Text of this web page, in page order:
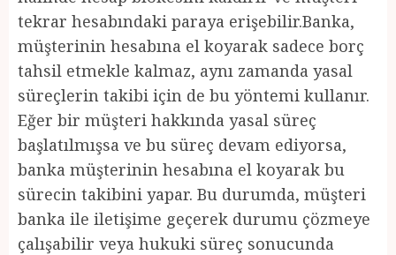
tekrar hesabındaki paraya erişebilir.Banka,
müşterinin hesabına el koyarak sadece borç
tahsil etmekle kalmaz, aynı zamanda yasal
süreçlerin takibi için de bu yöntemi kullanır.
Eğer bir müşteri hakkında yasal süreç
başlatılmışsa ve bu süreç devam ediyorsa,
banka müşterinin hesabına el koyarak bu
sürecin takibini yapar. Bu durumda, müşteri
banka ile iletişime geçerek durumu çözmeye
çalışabilir veya hukuki süreç sonucunda